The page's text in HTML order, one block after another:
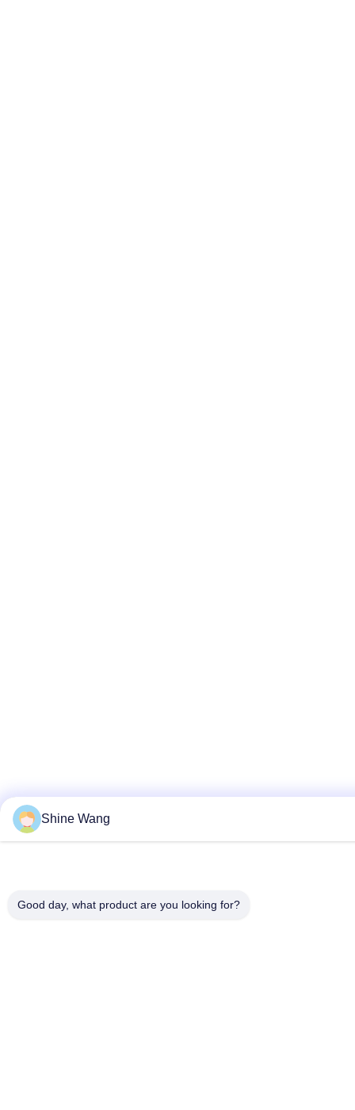
Shine Wang
Good day, what product are you looking for?